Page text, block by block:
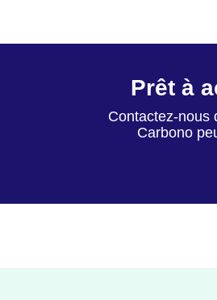
Prêt à
Contactez-nous
Carbono